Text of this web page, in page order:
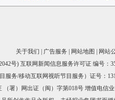
关于我们 广告服务 网站地图
网站
号) 互联网新闻信息服务许可证 编号：
服务/移动互联网视听节目服务）证号：
（署）网出证（闽）字第018号 增值电信